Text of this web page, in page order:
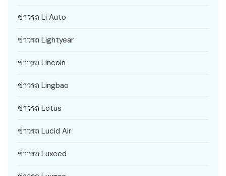
ข่าวรถ Li Auto
ข่าวรถ Lightyear
ข่าวรถ Lincoln
ข่าวรถ Lingbao
ข่าวรถ Lotus
ข่าวรถ Lucid Air
ข่าวรถ Luxeed